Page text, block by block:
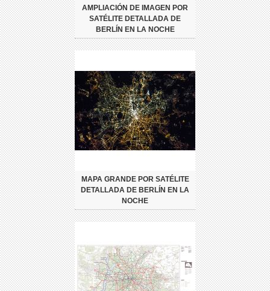
AMPLIACIÓN DE IMAGEN POR
SATÉLITE DETALLADA DE
BERLÍN EN LA NOCHE
MAPA GRANDE POR SATÉLITE
DETALLADA DE BERLÍN EN LA
NOCHE